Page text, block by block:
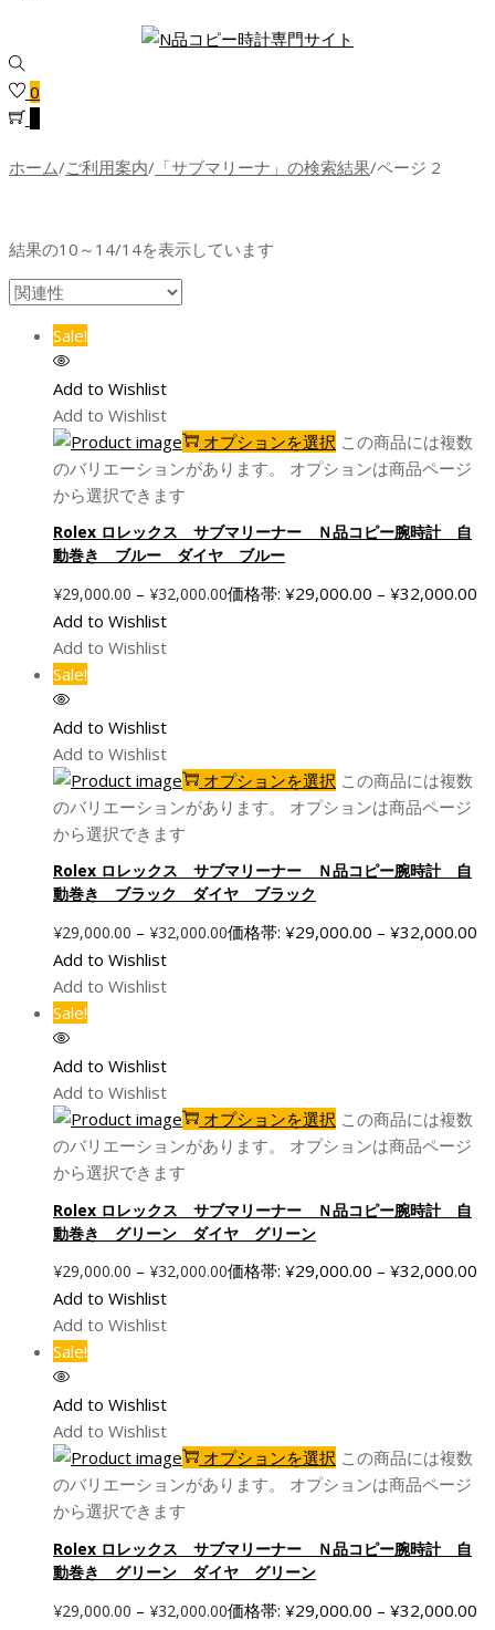
0
ホーム/ご利用案内/ 「サブマリーナ」の検索結果/ページ 2
結果の10～14/14を表示しています
Sale!
Add to Wishlist
Add to Wishlist
オプションを選択 この商品には複数
のバリエーションがあります。 オプションは商品ページ
から選択できます
Rolex ロレックス サブマリーナー Ｎ品コピー腕時計 自
動巻き ブルー ダイヤ ブルー
¥29,000.00 – ¥32,000.00価格帯: ¥29,000.00 – ¥32,000.00
Add to Wishlist
Add to Wishlist
Sale!
Add to Wishlist
Add to Wishlist
オプションを選択 この商品には複数
のバリエーションがあります。 オプションは商品ページ
から選択できます
Rolex ロレックス サブマリーナー Ｎ品コピー腕時計 自
動巻き ブラック ダイヤ ブラック
¥29,000.00 – ¥32,000.00価格帯: ¥29,000.00 – ¥32,000.00
Add to Wishlist
Add to Wishlist
Sale!
Add to Wishlist
Add to Wishlist
オプションを選択 この商品には複数
のバリエーションがあります。 オプションは商品ページ
から選択できます
Rolex ロレックス サブマリーナー Ｎ品コピー腕時計 自
動巻き グリーン ダイヤ グリーン
¥29,000.00 – ¥32,000.00価格帯: ¥29,000.00 – ¥32,000.00
Add to Wishlist
Add to Wishlist
Sale!
Add to Wishlist
Add to Wishlist
オプションを選択 この商品には複数
のバリエーションがあります。 オプションは商品ページ
から選択できます
Rolex ロレックス サブマリーナー Ｎ品コピー腕時計 自
動巻き グリーン ダイヤ グリーン
¥29,000.00 – ¥32,000.00価格帯: ¥29,000.00 – ¥32,000.00